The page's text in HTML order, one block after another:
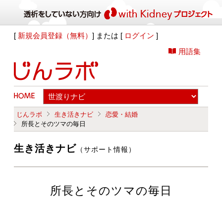
[ 新規会員登録（無料）] または [ ログイン ]
用語集
じんラボ 生き活きナビ
恋愛・結婚
所長とそのツマの毎日
生き活きナビ （サポート情報）
所長とそのツマの毎日